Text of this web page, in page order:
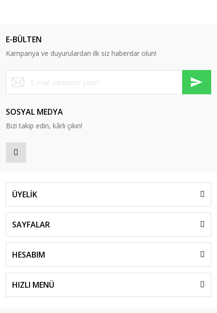
E-BÜLTEN
Kampanya ve duyurulardan ilk siz haberdar olun!
SOSYAL MEDYA
Bizi takip edin, kârlı çıkın!
ÜYELİK
SAYFALAR
HESABIM
HIZLI MENÜ